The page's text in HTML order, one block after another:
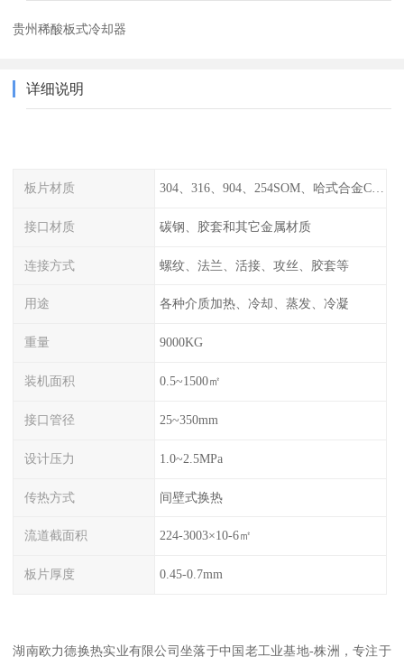
贵州稀酸板式冷却器
详细说明
板片材质 304、316、904、254SOM、哈式合金C-276、TA1等
接口材质 碳钢、胶套和其它金属材质
连接方式 螺纹、法兰、活接、攻丝、胶套等
用途 各种介质加热、冷却、蒸发、冷凝
重量 9000KG
装机面积 0.5~1500㎡
接口管径 25~350mm
设计压力 1.0~2.5MPa
传热方式 间壁式换热
流道截面积 224-3003×10-6㎡
板片厚度 0.45-0.7mm
湖南欧力德换热实业有限公司坐落于中国老工业基地-株洲，专注于